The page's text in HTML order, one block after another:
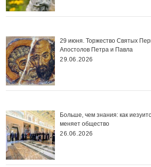
29 июня. Торжество Святых
Апостолов Петра и Павла
29.06.2026
Больше, чем знания: как
меняет общество
26.06.2026